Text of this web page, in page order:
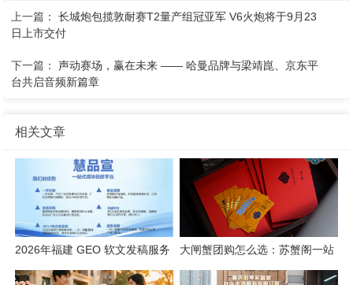
上一篇：长城炮包揽敦耐赛T2量产组冠亚军 V6火炮将于9月23
日上市交付
下一篇：声动赛场，赢在未来 —— 哈曼品牌与梁靖崑、京东平
台共启音频新篇章
相关文章
2026年福建 GEO 软文发稿服务
商｜慧品宣：以 AI 技术赋能品
大闸蟹团购怎么选：苏蟹阁一站
式采购解析